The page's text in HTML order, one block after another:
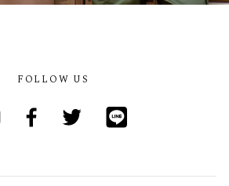
FOLLOW US